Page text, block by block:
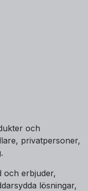
och
privatpersoner,
och erbjuder,
lösningar,